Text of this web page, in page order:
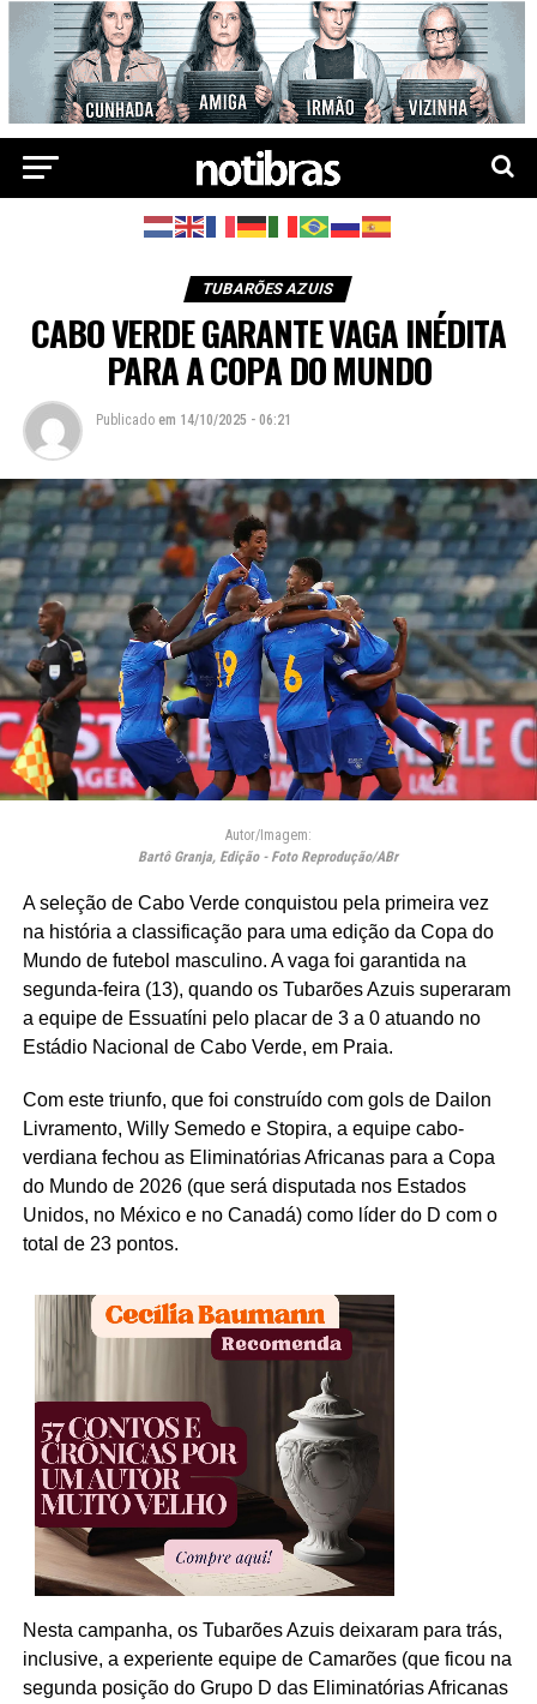
TUBARÕES AZUIS
CABO VERDE GARANTE VAGA INÉDITA
PARA A COPA DO MUNDO
Publicado em 14/10/2025 - 06:21
Autor/Imagem:
Bartô Granja, Edição - Foto Reprodução/ABr
A seleção de Cabo Verde conquistou pela primeira vez
na história a classificação para uma edição da Copa do
Mundo de futebol masculino. A vaga foi garantida na
segunda-feira (13), quando os Tubarões Azuis superaram
a equipe de Essuatíni pelo placar de 3 a 0 atuando no
Estádio Nacional de Cabo Verde, em Praia.
Com este triunfo, que foi construído com gols de Dailon
Livramento, Willy Semedo e Stopira, a equipe cabo-
verdiana fechou as Eliminatórias Africanas para a Copa
do Mundo de 2026 (que será disputada nos Estados
Unidos, no México e no Canadá) como líder do D com o
total de 23 pontos.
Nesta campanha, os Tubarões Azuis deixaram para trás,
inclusive, a experiente equipe de Camarões (que ficou na
segunda posição do Grupo D das Eliminatórias Africanas